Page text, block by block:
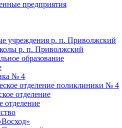
предприятия
учреждения р. п. Приволжский
р. п. Приволжский
образование
№ 4
отделение поликлиники № 4
отделение
отделение